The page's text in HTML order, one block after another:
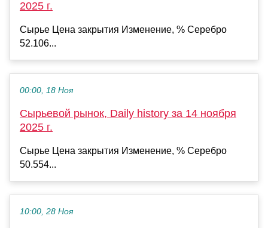
2025 г.
Сырье Цена закрытия Изменение, % Серебро
52.106...
00:00, 18 Ноя
Сырьевой рынок, Daily history за 14 ноября
2025 г.
Сырье Цена закрытия Изменение, % Серебро
50.554...
10:00, 28 Ноя